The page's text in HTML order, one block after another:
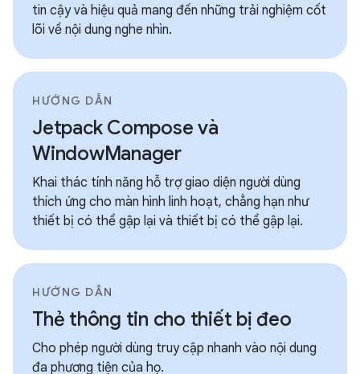
tin cậy và hiệu quả mang đến những trải nghiệm cốt
lõi về nội dung nghe nhìn.
HƯỚNG DẪN
Jetpack Compose và
WindowManager
Khai thác tính năng hỗ trợ giao diện người dùng
thích ứng cho màn hình linh hoạt, chẳng hạn như
thiết bị có thể gập lại và thiết bị có thể gập lại.
HƯỚNG DẪN
Thẻ thông tin cho thiết bị đeo
Cho phép người dùng truy cập nhanh vào nội dung
đa phương tiện của họ.